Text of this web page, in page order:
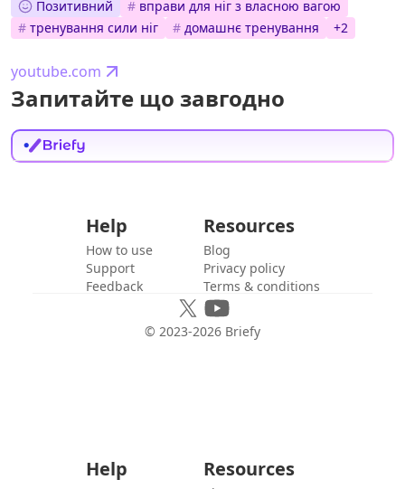
Позитивний # вправи для ніг з власною вагою
# тренування сили ніг # домашнє тренування +2
youtube.com
Запитайте що завгодно
Help
How to use
Support
Feedback
Resources
Blog
Privacy policy
Terms & conditions
© 2023-2026 Briefy
Help Resources